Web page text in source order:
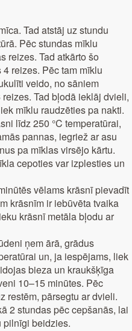
Tad atstāj uz stundu
Pēc stundas mīklu
reizes. Tad atkārto šo
reizes. Pēc tam mīklu
veido, no sāniem
Tad bļodā ieklāj dvieli,
mīklu raudzēties pa nakti.
līdz 250 °C temperatūrai,
pannas, iegriež ar asu
pa mīklas virsējo kārtu.
cepoties var izplesties un
vēlams krāsnī pievadīt
krāsnīm ir iebūvēta tvaika
krāsnī metāla bļodu ar
ņem ārā, grādus
un, ja iespējams, liek
bieza un kraukšķīga
10–15 minūtes. Pēc
restēm, pārsegtu ar dvieli.
2 stundas pēc cepšanās, lai
pilnīgi beidzies.